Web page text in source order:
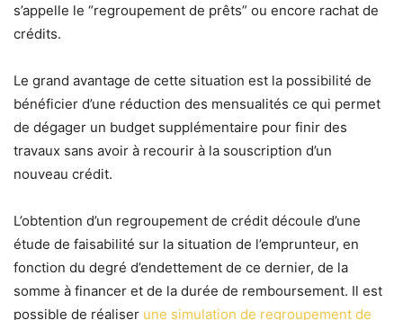
s’appelle le “regroupement de prêts” ou encore rachat de
crédits.
Le grand avantage de cette situation est la possibilité de
bénéficier d’une réduction des mensualités ce qui permet
de dégager un budget supplémentaire pour finir des
travaux sans avoir à recourir à la souscription d’un
nouveau crédit.
L’obtention d’un regroupement de crédit découle d’une
étude de faisabilité sur la situation de l’emprunteur, en
fonction du degré d’endettement de ce dernier, de la
somme à financer et de la durée de remboursement. Il est
possible de réaliser une simulation de regroupement de